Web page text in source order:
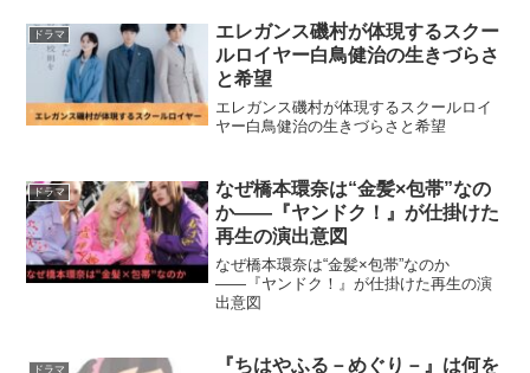
ドラマ
エレガンス磯村が体現するスクー
ルロイヤー白鳥健治の生きづらさ
と希望
エレガンス磯村が体現するスクールロイ
ヤー白鳥健治の生きづらさと希望
ドラマ
なぜ橋本環奈は“金髪×包帯”なの
か――『ヤンドク！』が仕掛けた
再生の演出意図
なぜ橋本環奈は“金髪×包帯”なのか
――『ヤンドク！』が仕掛けた再生の演
出意図
ドラマ
『ちはやふる－めぐり－』は何を